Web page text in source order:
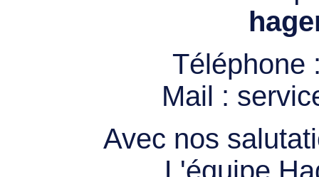
Téléphone
Mail :
Avec nos
L'équipe